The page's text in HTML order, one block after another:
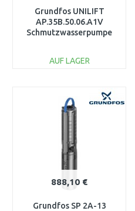
Grundfos UNILIFT
AP.35B.50.06.A1V
Schmutzwasserpumpe
AUF LAGER
Vergleichen
888,10 €
Grundfos SP 2A-13